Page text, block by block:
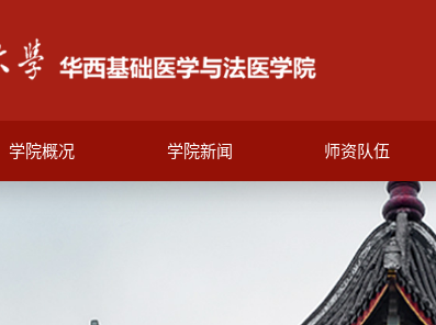
学院概况 学院新闻 师资队伍